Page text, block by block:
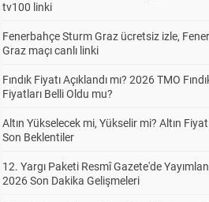
tv100 linki
Fenerbahçe Sturm Graz ücretsiz izle,
Graz maçı canlı linki
Fındık Fiyatı Açıklandı mı? 2026 TMO
Fiyatları Belli Oldu mu?
Altın Yükselecek mi, Yükselir mi? Altın
Son Beklentiler
12. Yargı Paketi Resmî Gazete'de
2026 Son Dakika Gelişmeleri